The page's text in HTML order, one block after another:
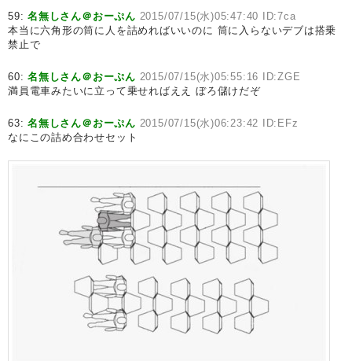
59:名無しさん＠おーぷん 2015/07/15(水)05:47:40 ID:7ca
本当に六角形の筒に人を詰めればいいのに 筒に入らないデブは搭乗
禁止で
60:名無しさん＠おーぷん 2015/07/15(水)05:55:16 ID:ZGE
満員電車みたいに立って乗せればええ ぼろ儲けだぞ
63:名無しさん＠おーぷん 2015/07/15(水)06:23:42 ID:EFz
なにこの詰め合わせセット